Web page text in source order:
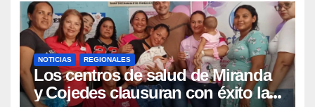
NOTICIAS REGIONALES
Los centros de salud de Miranda
y Cojedes clausuran con éxito la